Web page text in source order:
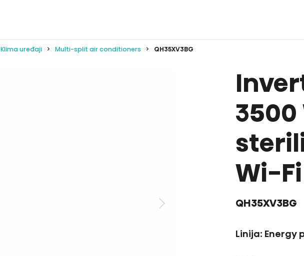
Klima uređaji Multi-split air conditioners QH35XV3BG
3500
Wi-Fi
QH35XV3BG
Linija: Energy